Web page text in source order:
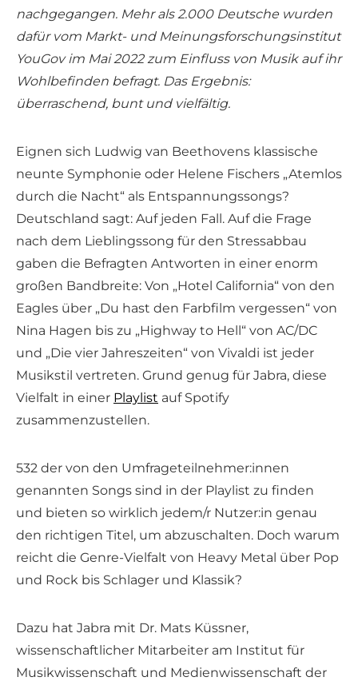
nachgegangen. Mehr als 2.000 Deutsche wurden
dafür vom Markt- und Meinungsforschungsinstitut
YouGov im Mai 2022 zum Einfluss von Musik auf ihr
Wohlbefinden befragt. Das Ergebnis:
überraschend, bunt und vielfältig.
Eignen sich Ludwig van Beethovens klassische
neunte Symphonie oder Helene Fischers „Atemlos
durch die Nacht“ als Entspannungssongs?
Deutschland sagt: Auf jeden Fall. Auf die Frage
nach dem Lieblingssong für den Stressabbau
gaben die Befragten Antworten in einer enorm
großen Bandbreite: Von „Hotel California“ von den
Eagles über „Du hast den Farbfilm vergessen“ von
Nina Hagen bis zu „Highway to Hell“ von AC/DC
und „Die vier Jahreszeiten“ von Vivaldi ist jeder
Musikstil vertreten. Grund genug für Jabra, diese
Vielfalt in einer Playlist auf Spotify
zusammenzustellen.
532 der von den Umfrageteilnehmer:innen
genannten Songs sind in der Playlist zu finden
und bieten so wirklich jedem/r Nutzer:in genau
den richtigen Titel, um abzuschalten. Doch warum
reicht die Genre-Vielfalt von Heavy Metal über Pop
und Rock bis Schlager und Klassik?
Dazu hat Jabra mit Dr. Mats Küssner,
wissenschaftlicher Mitarbeiter am Institut für
Musikwissenschaft und Medienwissenschaft der